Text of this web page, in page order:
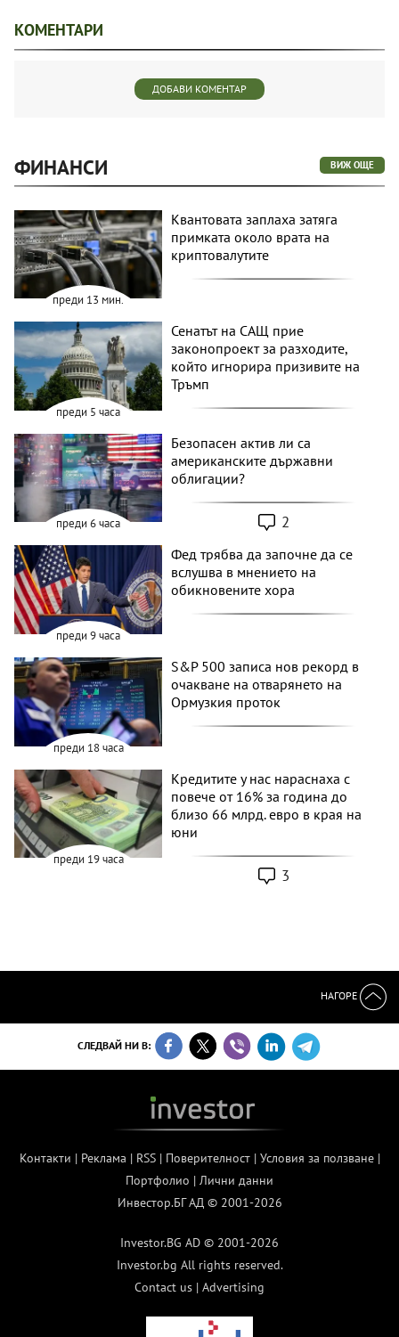
КОМЕНТАРИ
ДОБАВИ КОМЕНТАР
ФИНАНСИ ВИЖ ОЩЕ
преди 13 мин.
Квантовата заплаха затяга
примката около врата на
криптовалутите
преди 5 часа
Сенатът на САЩ прие
законопроект за разходите,
който игнорира призивите на
Тръмп
преди 6 часа
Безопасен актив ли са
американските държавни
облигации?
2
преди 9 часа
Фед трябва да започне да се
вслушва в мнението на
обикновените хора
преди 18 часа
S&P 500 записа нов рекорд в
очакване на отварянето на
Ормузкия проток
преди 19 часа
Кредитите у нас нараснаха с
повече от 16% за година до
близо 66 млрд. евро в края на
юни
3
НАГОРЕ
СЛЕДВАЙ НИ В:
Контакти | Реклама | RSS| Поверителност| Условия за ползване|
Портфолио | Лични данни
Инвестор.БГ АД © 2001-2026
Investor.BG AD © 2001-2026
Investor.bg All rights reserved.
Contact us | Advertising